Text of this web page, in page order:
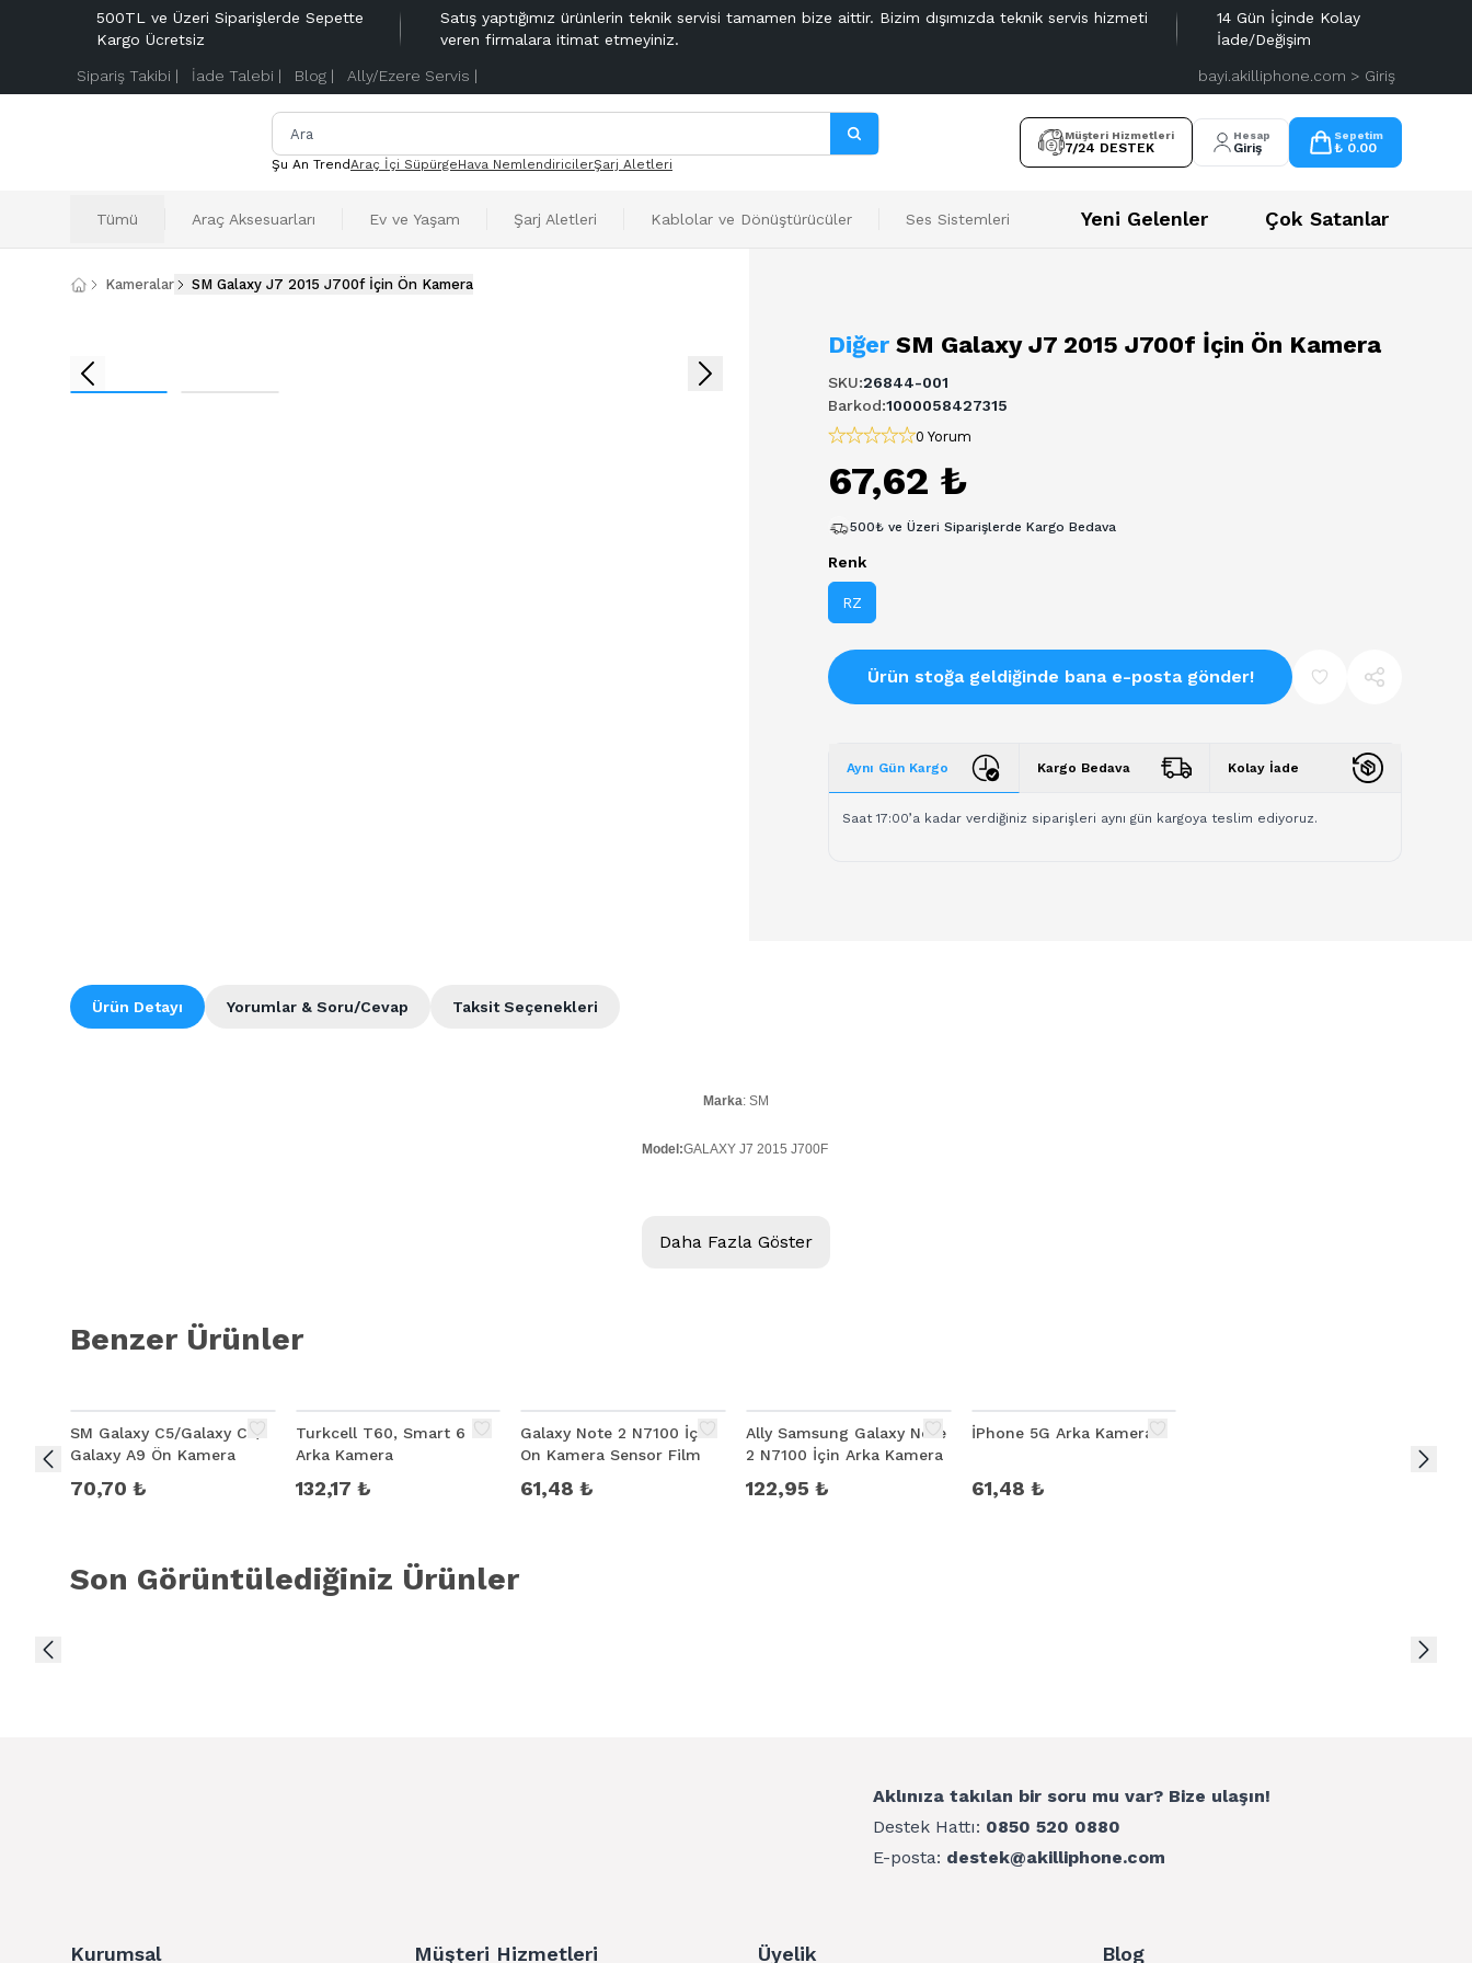
500TL ve Üzeri Siparişlerde Sepette
Kargo Ücretsiz
Satış yaptığımız ürünlerin teknik servisi tamamen bize aittir. Bizim dışımızda teknik servis hizmeti
veren firmalara itimat etmeyiniz.
14 Gün İçinde Kolay
İade/Değişim
Sipariş Takibi | İade Talebi | Blog | Ally/Ezere Servis | bayi.akilliphone.com > Giriş
Şu An TrendAraç İçi SüpürgeHava NemlendiricilerŞarj Aletleri
Müşteri Hizmetleri
7/24 DESTEK
Hesap
Giriş
Sepetim
₺ 0.00
Tümü Araç Aksesuarları Ev ve Yaşam Şarj Aletleri Kablolar ve Dönüştürücüler Ses Sistemleri Yeni Gelenler Çok Satanlar
Kameralar SM Galaxy J7 2015 J700f İçin Ön Kamera
Diğer SM Galaxy J7 2015 J700f İçin Ön Kamera
SKU:26844-001
Barkod:1000058427315
0 Yorum
67,62 ₺
500₺ ve Üzeri Siparişlerde Kargo Bedava
Renk
RZ
Ürün stoğa geldiğinde bana e-posta gönder!
Aynı Gün Kargo Kargo Bedava Kolay İade
Saat 17:00’a kadar verdiğiniz siparişleri aynı gün kargoya teslim ediyoruz.
Ürün Detayı Taksit Seçenekleri
Yorumlar & Soru/Cevap
Marka: SM
Model:GALAXY J7 2015 J700F
Ürün Açıklaması
Daha Fazla Göster
Benzer Ürünler
SM Galaxy C5/Galaxy C7/
Galaxy A9 Ön Kamera
70,70 ₺
Turkcell T60, Smart 6
Arka Kamera
132,17 ₺
Galaxy Note 2 N7100 İçin
On Kamera Sensor Film
61,48 ₺
Ally Samsung Galaxy Note
2 N7100 İçin Arka Kamera
122,95 ₺
İPhone 5G Arka Kamera
61,48 ₺
Son Görüntülediğiniz Ürünler
Aklınıza takılan bir soru mu var? Bize ulaşın!
Destek Hattı: 0850 520 0880
E-posta: destek@akilliphone.com
Kurumsal Müşteri Hizmetleri Üyelik Blog